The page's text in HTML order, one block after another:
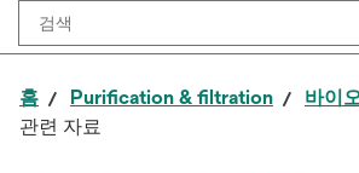
홈 Purification & filtration
바이
관련 자료